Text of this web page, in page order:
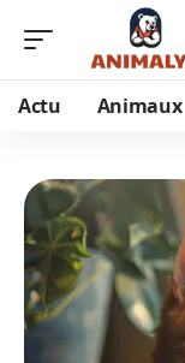
Actu Animaux